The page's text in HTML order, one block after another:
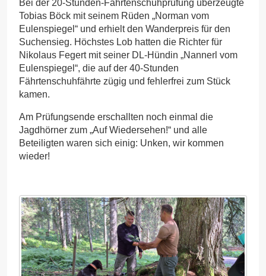
Bei der 20-Stunden-Fährtenschuhprüfung überzeugte
Tobias Böck mit seinem Rüden „Norman vom
Eulenspiegel“ und erhielt den Wanderpreis für den
Suchensieg. Höchstes Lob hatten die Richter für
Nikolaus Fegert mit seiner DL-Hündin „Nannerl vom
Eulenspiegel“, die auf der 40-Stunden
Fährtenschuhfährte zügig und fehlerfrei zum Stück
kamen.
Am Prüfungsende erschallten noch einmal die
Jagdhörner zum „Auf Wiedersehen!“ und alle
Beteiligten waren sich einig: Unken, wir kommen
wieder!